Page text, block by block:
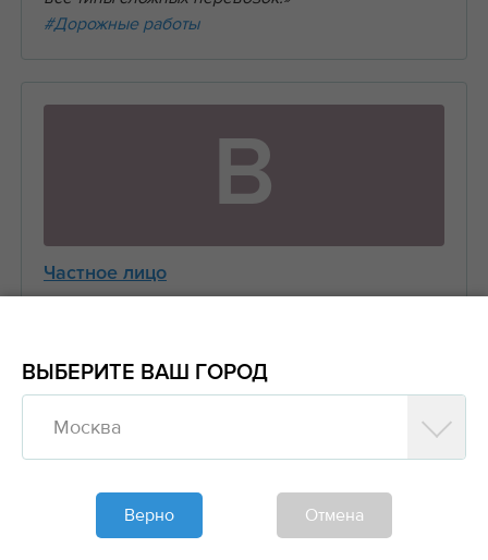
#Дорожные работы
В
Частное лицо
+7 (916) 656-XX-XX
Предложить заказ
Моя спецтехника
ВЫБЕРИТЕ ВАШ ГОРОД
Москва
Верно Отмена